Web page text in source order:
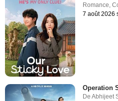
Romance,
7 août 2026
Operation
DeAbhijeet